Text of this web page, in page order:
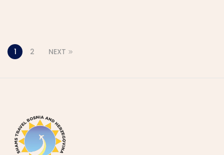
1 2 NEXT